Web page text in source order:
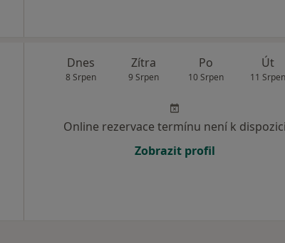
Dnes
8 Srpen
Zítra
9 Srpen
Po
10 Srpen
Út
11 Srpen
Online rezervace termínu není k dispozici
Zobrazit profil